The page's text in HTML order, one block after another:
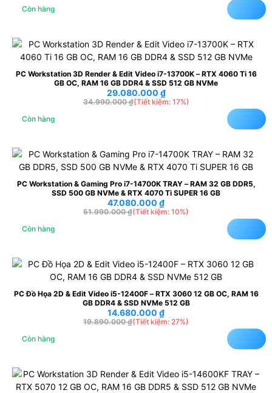
Còn hàng
PC Workstation 3D Render & Edit Video i7-13700K – RTX 4060 Ti 16
GB OC, RAM 16 GB DDR4 & SSD 512 GB NVMe
(Tiết kiệm: 17%)
34.990.000₫
29.080.000 ₫
Còn hàng
PC Workstation & Gaming Pro i7-14700K TRAY – RAM 32 GB DDR5,
SSD 500 GB NVMe & RTX 4070 Ti SUPER 16 GB
(Tiết kiệm: 10%)
51.990.000₫
47.080.000 ₫
Còn hàng
PC Đồ Họa 2D & Edit Video i5-12400F – RTX 3060 12 GB OC, RAM 16
GB DDR4 & SSD NVMe 512 GB
(Tiết kiệm: 27%)
19.890.000₫
14.680.000 ₫
Còn hàng